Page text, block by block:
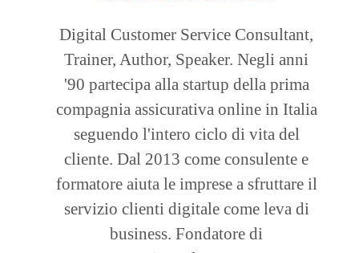
Digital Customer Service Consultant,
Trainer, Author, Speaker. Negli anni
'90 partecipa alla startup della prima
compagnia assicurativa online in Italia
seguendo l'intero ciclo di vita del
cliente. Dal 2013 come consulente e
formatore aiuta le imprese a sfruttare il
servizio clienti digitale come leva di
business. Fondatore di